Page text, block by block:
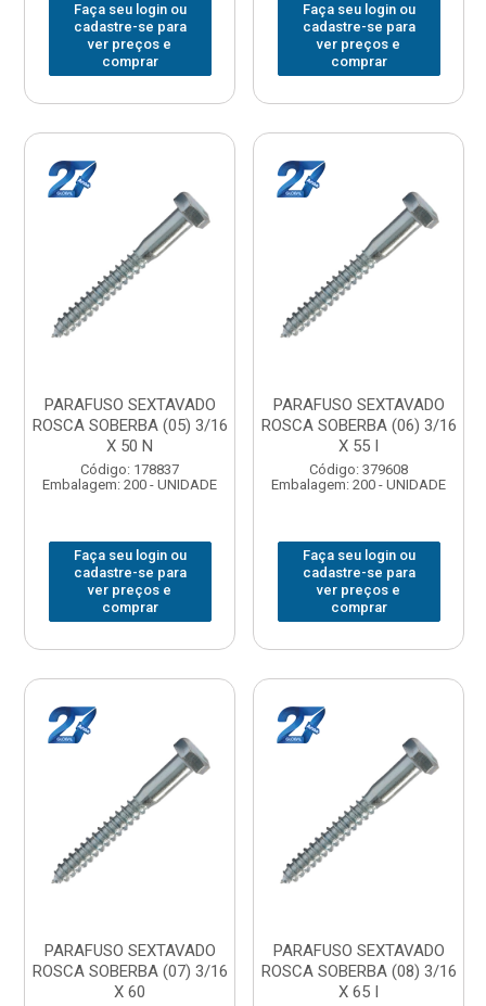
Faça seu login ou
cadastre-se para
ver preços e
comprar
Faça seu login ou
cadastre-se para
ver preços e
comprar
PARAFUSO SEXTAVADO
ROSCA SOBERBA (05) 3/16
X 50 N
Código: 178837
Embalagem: 200 - UNIDADE
Faça seu login ou
cadastre-se para
ver preços e
comprar
PARAFUSO SEXTAVADO
ROSCA SOBERBA (06) 3/16
X 55 I
Código: 379608
Embalagem: 200 - UNIDADE
Faça seu login ou
cadastre-se para
ver preços e
comprar
PARAFUSO SEXTAVADO
ROSCA SOBERBA (07) 3/16
X 60
PARAFUSO SEXTAVADO
ROSCA SOBERBA (08) 3/16
X 65 I